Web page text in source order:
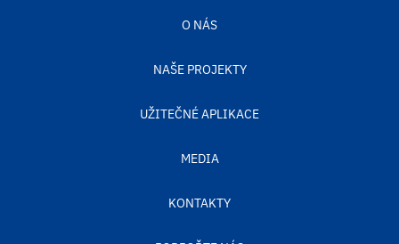
O NÁS
NAŠE PROJEKTY
UŽITEČNÉ APLIKACE
MEDIA
KONTAKTY